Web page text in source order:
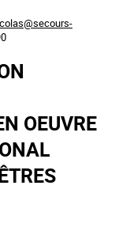
OEUVRE